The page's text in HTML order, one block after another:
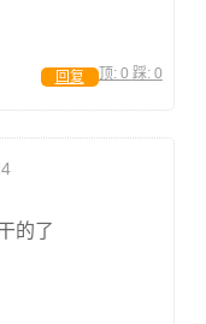
顶: 0 踩: 0
回复
的了